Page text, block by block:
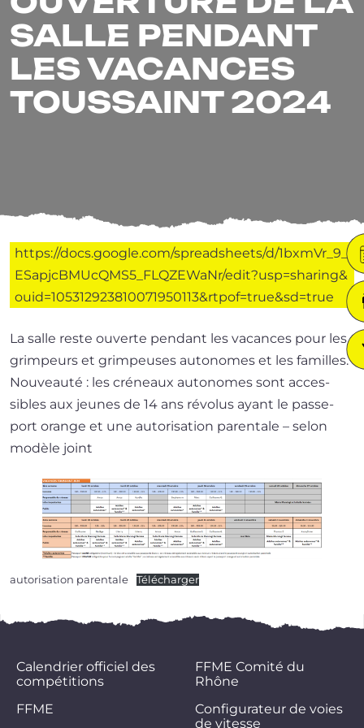
SALLE PENDANT
LES VACANCES
TOUSSAINT 2024
https://​docs​.google​.com/​s​p​r​e​a​d​s​h​e​e​t​s​/​d​/​1​b​x​m​V​r​_​9​_​
E​S​a​p​j​c​B​M​U​c​Q​M​S​5​_​F​L​Q​Z​E​W​a​N​r​/​e​d​i​t​?​u​s​p​=​s​h​a​r​i​n​g​&​
o​u​i​d​=​1​0​5​3​1​2​9​2​3​8​1​0​0​7​1​9​5​0​1​1​3​&​r​t​p​o​f​=​t​r​u​e​&sd=true
La salle reste ouverte pen­dant les vacances pour les
grim­peurs et grim­peuses auto­nomes et les familles.
Nouveauté : les cré­neaux auto­nomes sont acces­
sibles aux jeunes de 14 ans révo­lus ayant le pas­se­
port orange et une auto­ri­sa­tion paren­tale – selon
modèle joint
auto­ri­sa­tion paren­tale Télécharger
Calendrier officiel des
compétitions
FFME
FFME Comité du
Rhône
Configurateur de voies
de vitesse